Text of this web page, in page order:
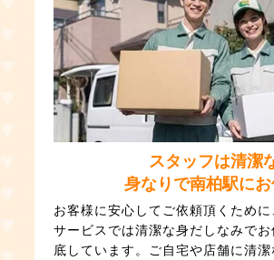
スタッフは清潔
身なりで南柏駅に
お客様に安心してご依頼頂くため
サービスでは清潔な身だしなみで
底しています。ご自宅や店舗に清